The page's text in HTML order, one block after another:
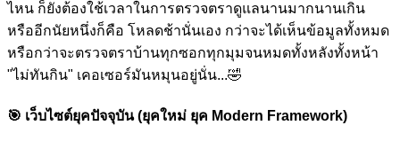
ไหน ก็ยังต้องใช้เวลาในการตรวจตราดูแลนานมากนานเกิน
หรืออีกนัยหนึ่งก็คือ โหลดช้านั่นเอง กว่าจะได้เห็นข้อมูลทั้งหมด
หรือกว่าจะตรวจตราบ้านทุกซอกทุกมุมจนหมดทั้งหลังทั้งหน้า
"ไม่ทันกิน" เคอเซอร์มันหมุนอยู่นั่น...🤣
🎯 เว็บไซต์ยุคปัจจุบัน (ยุคใหม่ ยุค Modern Framework)